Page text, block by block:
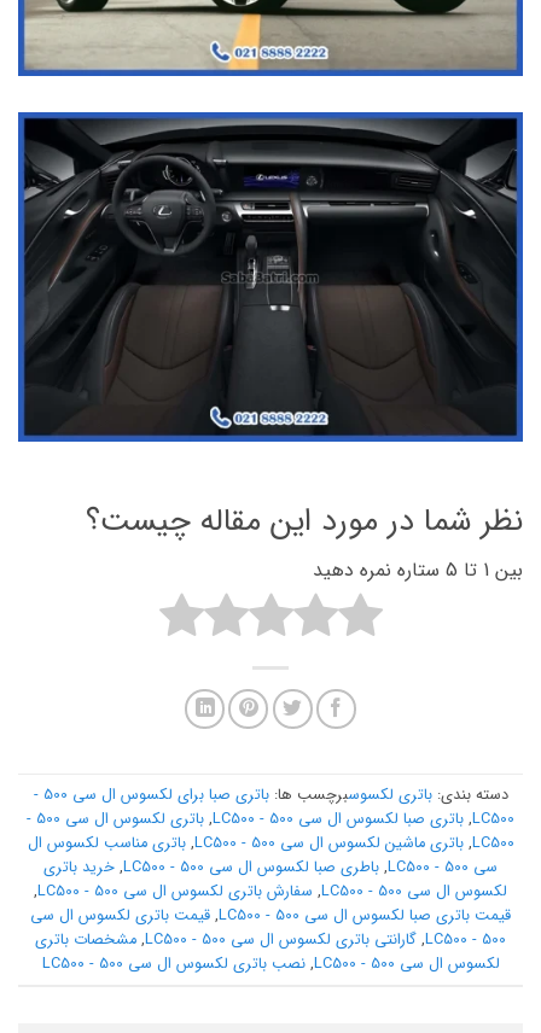
نظر شما در مورد این مقاله چیست؟
بین 1 تا 5 ستاره نمره دهید
دسته بندی:باتری لکسوسبرچسب ها:
باتری صبا برای لکسوس ال سی 500 -
LC500
, باتری صبا لکسوس ال سی 500 - LC500 ,
باتری لکسوس ال سی 500 -
LC500
,باتری ماشین لکسوس ال سی 500 - LC500 ,باتری مناسب لکسوس ال
سی 500 - LC500
, باطری صبا لکسوس ال سی 500 - LC500 , خرید باتری
لکسوس ال سی 500 - LC500
, سفارش باتری لکسوس ال سی 500 - LC500
,
قیمت باتری صبا لکسوس ال سی 500 - LC500
, قیمت باتری لکسوس ال سی
500 - LC500
, گارانتی باتری لکسوس ال سی 500 - LC500 , مشخصات باتری
لکسوس ال سی 500 - LC500
,نصب باتری لکسوس ال سی 500 - LC500